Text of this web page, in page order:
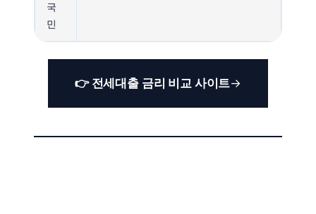
국
민
👉 전세대출 금리 비교 사이트